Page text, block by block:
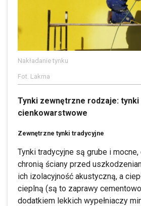
Nakładanie tynku
Fot. Lakma
Tynki zewnętrzne rodzaje:
cienkowarstwowe
Zewnętrzne tynki tradycyjne
Tynki tradycyjne są grube i
chronią ściany przed
ich izolacyjność akustyczną, a
cieplną (są to zaprawy
dodatkiem lekkich wypełniaczy